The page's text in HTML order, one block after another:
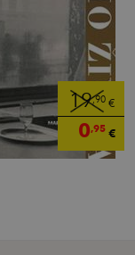
19,90€
0,95€